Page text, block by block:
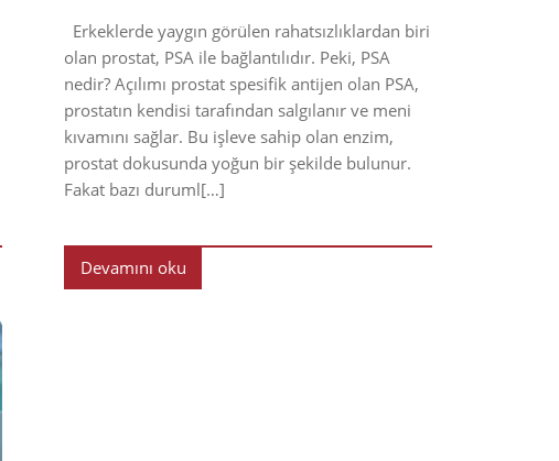
Erkeklerde yaygın görülen rahatsızlıklardan biri
olan prostat, PSA ile bağlantılıdır. Peki, PSA
nedir? Açılımı prostat spesifik antijen olan PSA,
prostatın kendisi tarafından salgılanır ve meni
kıvamını sağlar. Bu işleve sahip olan enzim,
prostat dokusunda yoğun bir şekilde bulunur.
Fakat bazı duruml[…]
Devamını oku